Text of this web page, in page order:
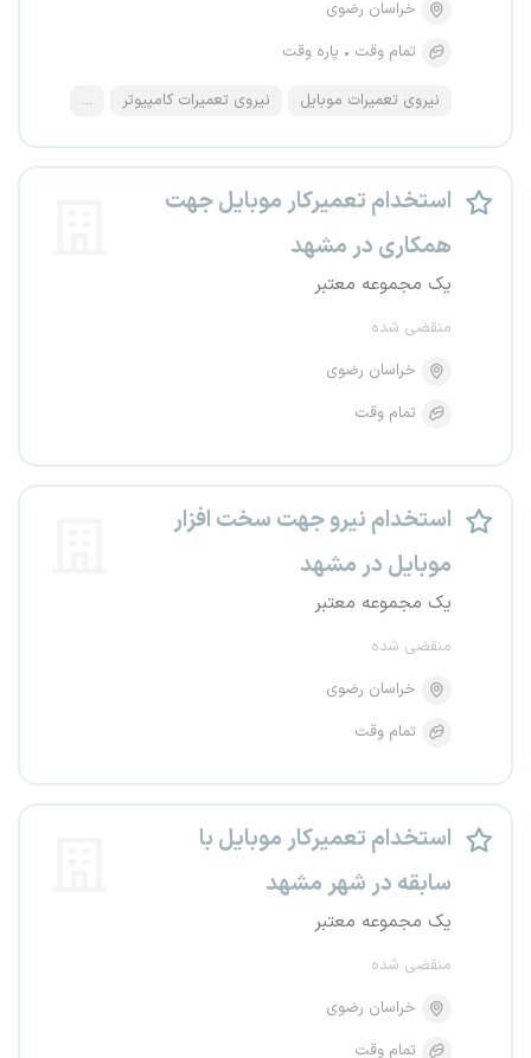
خراسان رضوی
تمام وقت
پاره وقت
نیروی تعمیرات موبایل نیروی تعمیرات کامپیوتر ...
استخدام تعمیرکار موبایل جهت
همکاری در مشهد
یک مجموعه معتبر
منقضی شده
خراسان رضوی
تمام وقت
استخدام نیرو جهت سخت افزار
موبایل در مشهد
یک مجموعه معتبر
منقضی شده
خراسان رضوی
تمام وقت
استخدام تعمیرکار موبایل با
سابقه در شهر مشهد
یک مجموعه معتبر
منقضی شده
خراسان رضوی
تمام وقت